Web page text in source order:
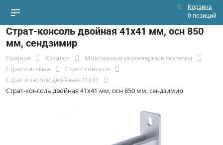
Корзина
0 позиций
Страт-консоль двойная 41х41 мм, осн 850
мм, сендзимир
Главная Каталог
Монтажные инженерные системы
Страт-система
Страт консоли
Страт консоли двойные 41x41
Страт-консоль двойная 41х41 мм, осн 850 мм, сендзимир